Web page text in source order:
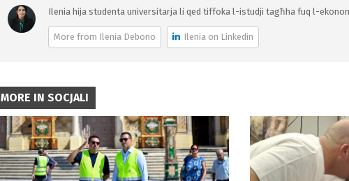
Ilenia hija studenta universitarja li qed tiffoka l-istudji tagħha fuq l-
More from Ilenia Debono Ilenia on Linkedin
MORE IN SOCJALI